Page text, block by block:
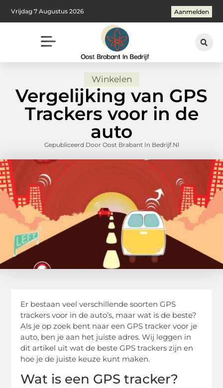
Vrijdag 7 Augustus 2026 Aanmelden
Winkelen
Vergelijking van GPS
Trackers voor in de
auto
Gepubliceerd Door Oost Brabant In Bedrijf.nl
Er bestaan veel verschillende soorten GPS
trackers voor in de auto’s, maar wat is de beste?
Als je op zoek bent naar een GPS tracker voor je
auto, ben je aan het juiste adres. Wij leggen in
dit artikel uit wat de beste GPS trackers zijn en
hoe je de juiste keuze kunt maken.
Wat is een GPS tracker?